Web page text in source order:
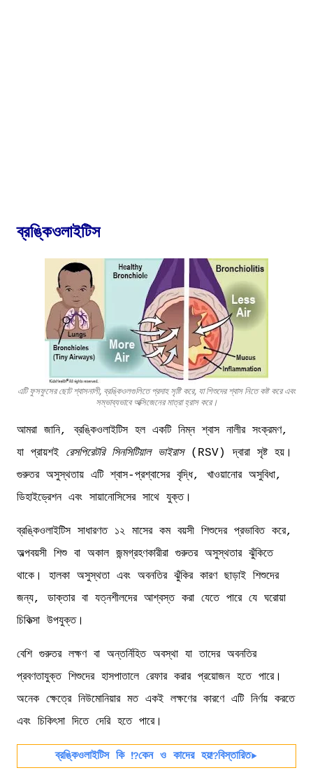
ব্রঙ্কিওলাইটিস
এটি ফুসফুসের ছোট শ্বাসনালী, ব্রঙ্কিওলগুলিতে প্রদাহ সৃষ্টি করে, যা শিশুদের শ্বাস নিতে কষ্ট করে এবং
সম্ভাব্যভাবে অক্সিজেনের মাত্রা হ্রাস করে।
আমরা জানি, ব্রঙ্কিওলাইটিস হল একটি নিম্ন শ্বাস নালীর সংক্রমণ,
যা প্রায়শই রেসপিরেটরি সিনসিটিয়াল ভাইরাস(RSV) দ্বারা সৃষ্ট হয়।
গুরুতর অসুস্থতায় এটি শ্বাস-প্রশ্বাসের বৃদ্ধি, খাওয়ানোর অসুবিধা,
ডিহাইড্রেশন এবং সায়ানোসিসের সাথে যুক্ত।
ব্রঙ্কিওলাইটিস সাধারণত ১২ মাসের কম বয়সী শিশুদের প্রভাবিত করে,
অল্পবয়সী শিশু বা অকাল জন্মগ্রহণকারীরা গুরুতর অসুস্থতার ঝুঁকিতে
থাকে। হালকা অসুস্থতা এবং অবনতির ঝুঁকির কারণ ছাড়াই শিশুদের
জন্য, ডাক্তার বা যত্নশীলদের আশ্বস্ত করা যেতে পারে যে ঘরোয়া
চিকিত্সা উপযুক্ত।
বেশি গুরুতর লক্ষণ বা অন্তর্নিহিত অবস্থা যা তাদের অবনতির
প্রবণতাযুক্ত শিশুদের হাসপাতালে রেফার করার প্রয়োজন হতে পারে।
অনেক ক্ষেত্রে নিউমোনিয়ার মত একই লক্ষণের কারণে এটি নির্ণয় করতে
এবং চিকিৎসা দিতে দেরি হতে পারে।
ব্রঙ্কিওলাইটিস কি ⁉️কেন ও কাদের হয়⁉️বিস্তারিত▶️